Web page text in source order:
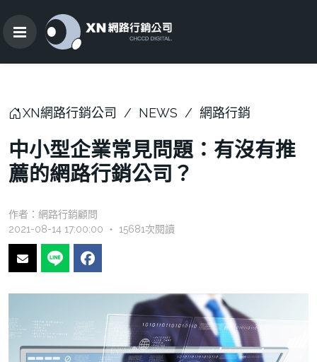
XN網路行銷公司 NEWS 網路行銷
中小型企業常見問題：有沒有推
薦的網路行銷公司？
作者： 網路行銷顧問
2021-08-14 17:00:00 ‧ 15681次閱讀